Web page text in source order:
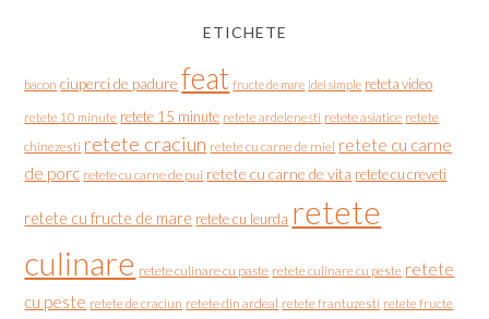
ETICHETE
bacon ciuperci de padure feat fructe de mare idei simple reteta video
retete 10 minute retete 15 minute retete ardelenesti retete asiatice retete
chinezesti retete craciun retete cu carne de miel retete cu carne
de porc retete cu carne de pui retete cu carne de vita retete cu creveti
retete cu fructe de mare retete cu leurda retete
culinare retete culinare cu paste retete culinare cu peste retete
cu peste retete de craciun retete din ardeal retete frantuzesti retete fructe